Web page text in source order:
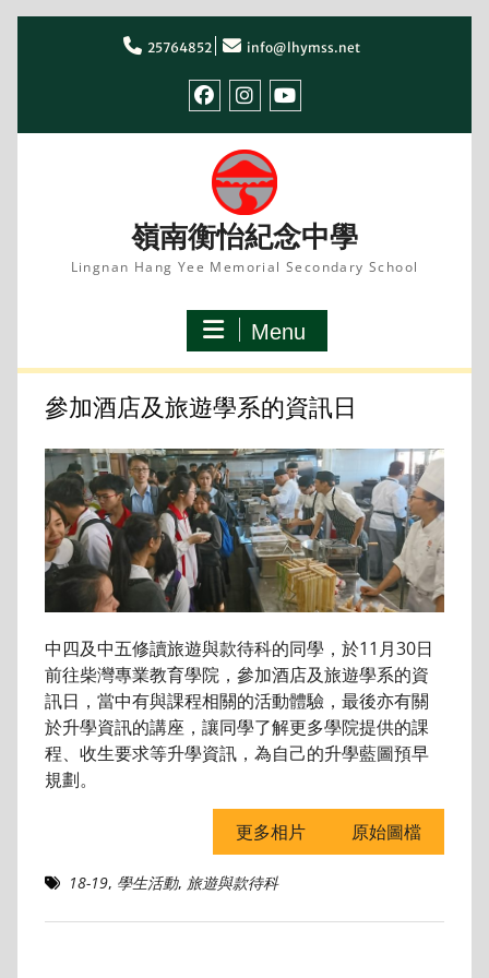
25764852 info@lhymss.net
嶺南衡怡紀念中學
Lingnan Hang Yee Memorial Secondary School
Menu
參加酒店及旅遊學系的資訊日
中四及中五修讀旅遊與款待科的同學，於11月30日
前往柴灣專業教育學院，參加酒店及旅遊學系的資
訊日，當中有與課程相關的活動體驗，最後亦有關
於升學資訊的講座，讓同學了解更多學院提供的課
程、收生要求等升學資訊，為自己的升學藍圖預早
規劃。
更多相片 原始圖檔
18-19, 學生活動, 旅遊與款待科